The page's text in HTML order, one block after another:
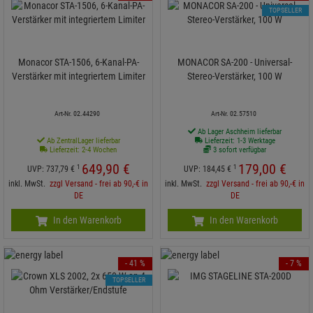
Monacor STA-1506, 6-Kanal-PA-
Verstärker mit integriertem Limiter
Art-Nr. 02.44290
Ab ZentralLager lieferbar
Lieferzeit: 2-4 Wochen
UVP: 737,79 € 1 649,90 €
inkl. MwSt. zzgl Versand - frei ab 90,-€ in
DE
In den Warenkorb
MONACOR SA-200 - Universal-
Stereo-Verstärker, 100 W
Art-Nr. 02.57510
Ab Lager Aschheim lieferbar
Lieferzeit: 1-3 Werktage
3 sofort verfügbar
UVP: 184,45 € 1 179,00 €
inkl. MwSt. zzgl Versand - frei ab 90,-€ in
DE
TOPSELLER
In den Warenkorb
- 41 %
TOPSELLER
- 7 %